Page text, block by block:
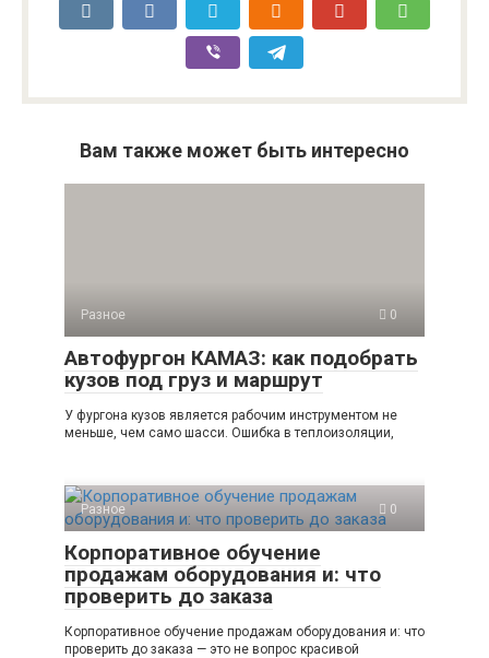
Вам также может быть интересно
Разное 0
Автофургон КАМАЗ: как подобрать
кузов под груз и маршрут
У фургона кузов является рабочим инструментом не
меньше, чем само шасси. Ошибка в теплоизоляции,
Разное 0
Корпоративное обучение
продажам оборудования и: что
проверить до заказа
Корпоративное обучение продажам оборудования и: что
проверить до заказа — это не вопрос красивой